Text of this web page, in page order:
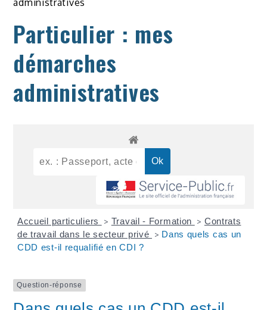
administratives
Particulier : mes
démarches
administratives
Accueil particuliers > Travail - Formation > Contrats
de travail dans le secteur privé
> Dans quels cas un
CDD est-il requalifié en CDI ?
Question-réponse